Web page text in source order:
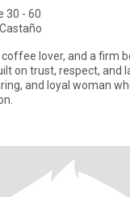
30 - 60
Castaño
coffee lover, and a firm
on trust, respect, and
and loyal woman